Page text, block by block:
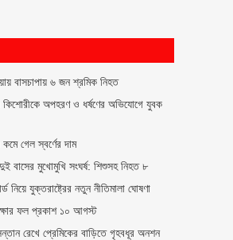
বাসচাপায় ৬ জন শ্রমিক নিহত
কিশোরীকে অপহরণ ও ধর্ষণের অভিযোগে যুবক
কমে গেল স্বর্ণের দাম
বাসের মুখোমুখি সংঘর্ষ: শিশুসহ নিহত ৮
নিয়ে যুক্তরাষ্ট্রের নতুন নীতিমালা ঘোষণা
ফল প্রকাশ ১০ আগস্ট
রেখে প্রেমিকের বাড়িতে গৃহবধূর অনশন